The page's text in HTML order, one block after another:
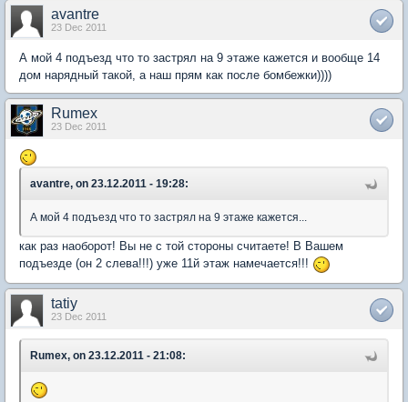
avantre
23 Dec 2011
А мой 4 подъезд что то застрял на 9 этаже кажется и вообще 14
дом нарядный такой, а наш прям как после бомбежки))))
Rumex
23 Dec 2011
avantre, on 23.12.2011 - 19:28:
А мой 4 подъезд что то застрял на 9 этаже кажется...
как раз наоборот! Вы не с той стороны считаете! В Вашем
подъезде (он 2 слева!!!) уже 11й этаж намечается!!!
tatiy
23 Dec 2011
Rumex, on 23.12.2011 - 21:08: